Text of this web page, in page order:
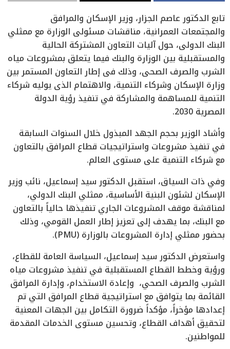
تابع الدكتور عاصم الجزار، وزير الإسكان والمرافق
والمجتمعات العمرانية، مناقشات مسئولي الوزارة مع ممثلي
البنك الدولي، حول آليات التعاون المشتركة الحالية
والمستقبلية بين الوزارة والبنك فيما يتعلق بمشروعات مياه
الشرب والصرف الصحي، وذلك في إطار التعاون المستمر بين
وزارة الإسكان وشركاء التنمية، والاهتمام الذي يوليه شركاء
التنمية للمساهمة والمشاركة في تنفيذ رؤية الدولة
المصرية 2030.
وأشاد الوزير بحجم الجهد المبذول خلال السنوات السابقة
في تنفيذ مشروعات واستراتيجيات قطاع المرافق بالتعاون
مع شركاء التنمية على مستوى العالم.
وفي ذات السياق، استقبل الدكتور سيد إسماعيل، نائب وزير
الإسكان لشئون البنية الأساسية، ممثلي البنك الدولي،
لمناقشة موقف المشروعات الجاري تنفيذها حالياً بالتعاون
مع البنك، بما يهدف إلى تعزيز إطار العمل القومي، وذلك
بحضور ممثلي إدارة المشروعات بالوزارة (PMU).
واستعرض الدكتور سيد إسماعيل، السياسة العامة للقطاع،
ورؤية وخطط القطاع المستقبلية في تنفيذ مشروعات مياه
الشرب والصرف الصحي، وإعادة الاستخدام، وإدارة المرافق
القائمة بما يتوافق مع استراتيجية قطاع المرافق التي تم
إعدادها مؤخراً، مؤكداً ضرورة التكامل بين الجهات المعنية
لتحقيق أهداف القطاع، وتحسين مستوى الخدمات المقدمة
للمواطنين.